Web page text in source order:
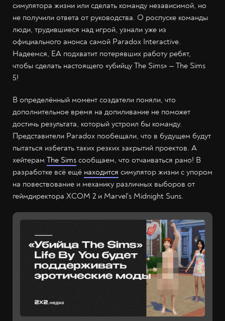
симулятора жизни или сделать команду независимой, но
не получили ответа от руководства. О роспуске команды
люди, трудившиеся над игрой, узнали уже из
официального анонса самой Paradox Interactive.
Надеемся, EA подхватит потерявших работу ребят,
чтобы сделать настоящего «убийцу The Sims» — The Sims
5!
В определённый момент создатели поняли, что
дополнительное время на допиливание не поможет
достичь результата, который устроил бы команду.
Представители Paradox пообещали, что в будущем будут
пытаться избегать таких резких закрытий проектов. А
хейтерам The Sims сообщаем, что отчаиваться рано! В
разработке всё ещё находится симулятор жизни с упором
на повествование и механику различных выборов от
геймдиректора XCOM 2 и Marvel's Midnight Suns.